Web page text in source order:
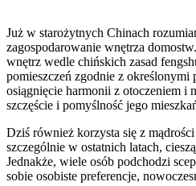
Już w starożytnych Chinach
zagospodarowanie wnętrza
wnętrz wedle chińskich zasad
pomieszczeń zgodnie z określonymi
osiągnięcie harmonii z otoczeniem i
szczęście i pomyślność jego
Dziś również korzysta się z
szczególnie w ostatnich latach,
Jednakże, wiele osób podchodzi
sobie osobiste preferencje,